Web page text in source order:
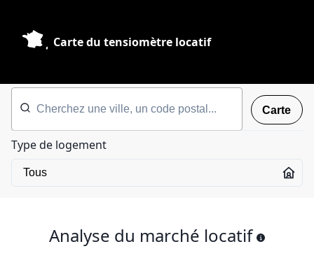
Carte du tensiomètre locatif
Carte
Type de logement
Analyse du marché locatif